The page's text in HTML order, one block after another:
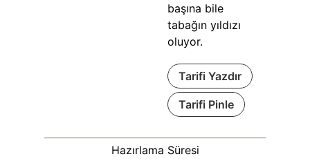
başına bile
tabağın yıldızı
oluyor.
Tarifi Yazdır
Tarifi Pinle
Hazırlama Süresi